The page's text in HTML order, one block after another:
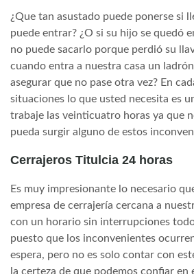
¿Que tan asustado puede ponerse si
puede entrar? ¿O si su hijo se quedó
no puede sacarlo porque perdió su
cuando entra a nuestra casa un
asegurar que no pase otra vez? En
situaciones lo que usted necesita es
trabaje las veinticuatro horas ya que
pueda surgir alguno de estos
Cerrajeros Titulcia 24 horas
Es muy impresionante lo necesario
empresa de cerrajería cercana a
con un horario sin interrupciones
puesto que los inconvenientes
espera, pero no es solo contar con
la certeza de que podemos confiar en